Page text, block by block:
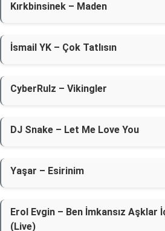
Kırkbinsinek – Maden
İsmail YK – Çok Tatlısın
CyberRulz – Vikingler
DJ Snake – Let Me Love You
Yaşar – Esirinim
Erol Evgin – Ben İmkansız Aşklar
(Live)